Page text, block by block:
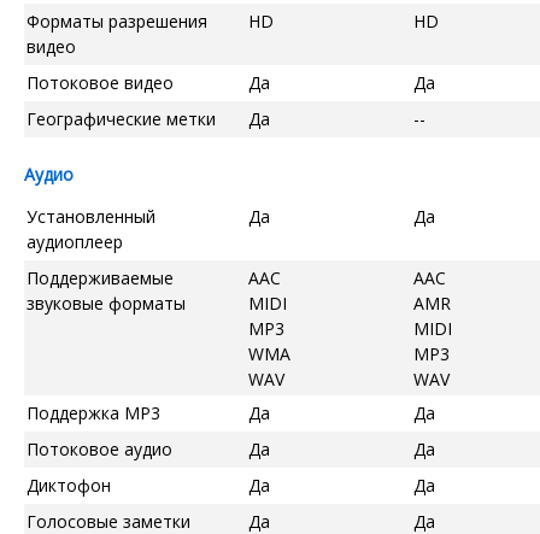
Форматы разрешения
видео
HD HD
Потоковое видео Да
Да
Географические метки
Да --
Аудио
Установленный
аудиоплеер
Да Да
Поддерживаемые
звуковые форматы
AAC
MIDI
MP3
WMA
WAV
AAC
AMR
MIDI
MP3
WAV
Поддержка MP3
Да
Да
Потоковое аудио
Да
Да
Диктофон
Да
Да
Голосовые заметки
Да
Да